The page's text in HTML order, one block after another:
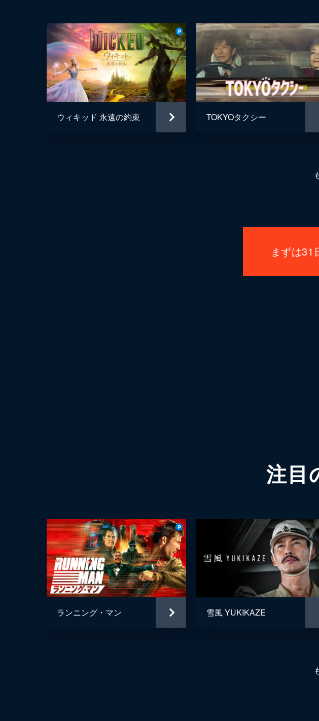
ウィキッド 永遠の約束 TOKYOタクシー
まずは31
注目
ランニング・マン 雪風 YUKIKAZE